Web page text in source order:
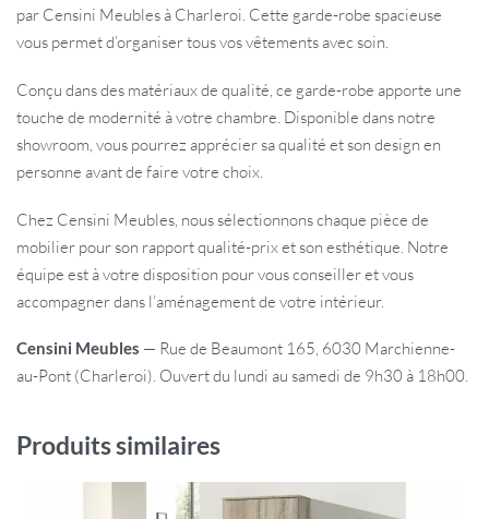
par Censini Meubles à Charleroi. Cette garde-robe spacieuse
vous permet d’organiser tous vos vêtements avec soin.
Conçu dans des matériaux de qualité, ce garde-robe apporte une
touche de modernité à votre chambre. Disponible dans notre
showroom, vous pourrez apprécier sa qualité et son design en
personne avant de faire votre choix.
Chez Censini Meubles, nous sélectionnons chaque pièce de
mobilier pour son rapport qualité-prix et son esthétique. Notre
équipe est à votre disposition pour vous conseiller et vous
accompagner dans l’aménagement de votre intérieur.
Censini Meubles — Rue de Beaumont 165, 6030 Marchienne-
au-Pont (Charleroi). Ouvert du lundi au samedi de 9h30 à 18h00.
Produits similaires